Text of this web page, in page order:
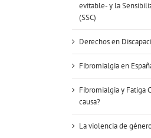
evitable- y la
(SSC)
Derechos en
Fibromialgia en
Fibromialgia y Fatiga
causa?
La violencia de